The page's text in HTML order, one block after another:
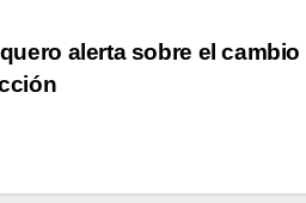
alerta sobre el cambio